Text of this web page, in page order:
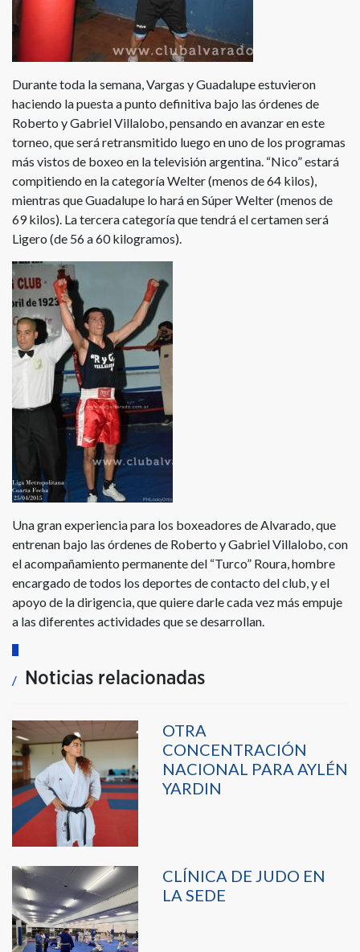
Durante toda la semana, Vargas y Guadalupe estuvieron
haciendo la puesta a punto definitiva bajo las órdenes de
Roberto y Gabriel Villalobo, pensando en avanzar en este
torneo, que será retransmitido luego en uno de los programas
más vistos de boxeo en la televisión argentina. “Nico” estará
compitiendo en la categoría Welter (menos de 64 kilos),
mientras que Guadalupe lo hará en Súper Welter (menos de
69 kilos). La tercera categoría que tendrá el certamen será
Ligero (de 56 a 60 kilogramos).
Una gran experiencia para los boxeadores de Alvarado, que
entrenan bajo las órdenes de Roberto y Gabriel Villalobo, con
el acompañamiento permanente del “Turco” Roura, hombre
encargado de todos los deportes de contacto del club, y el
apoyo de la dirigencia, que quiere darle cada vez más empuje
a las diferentes actividades que se desarrollan.
Noticias relacionadas
OTRA
CONCENTRACIÓN
NACIONAL PARA AYLÉN
YARDIN
CLÍNICA DE JUDO EN
LA SEDE